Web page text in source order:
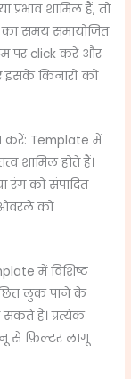
शामिल हैं, तो
समय समायोजित
पर click करें और
इसके किनारों को
करें: Template में
शामिल होते हैं।
रंग को संपादित
को
में विशिष्ट
लुक पाने के
सकते हैं। प्रत्येक
से फ़िल्टर लागू